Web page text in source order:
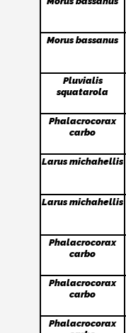
Morus bassanus
Pluvialis
squatarola
Phalacrocorax
carbo
Larus michahellis
Larus michahellis
Phalacrocorax
carbo
Phalacrocorax
carbo
Phalacrocorax